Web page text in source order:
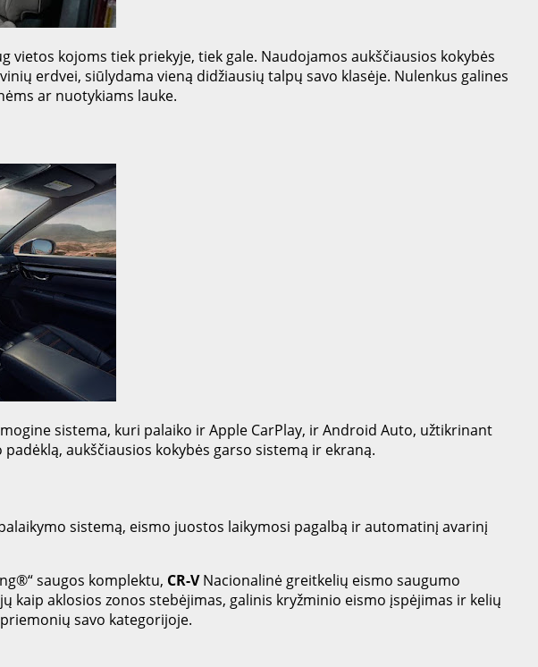
kojoms tiek priekyje, tiek gale. Naudojamos aukščiausios kokybės
erdvei, siūlydama vieną didžiausių talpų savo klasėje. Nulenkus galines
ar nuotykiams lauke.
sistema, kuri palaiko ir Apple CarPlay, ir Android Auto, užtikrinant
aukščiausios kokybės garso sistemą ir ekraną.
sistemą, eismo juostos laikymosi pagalbą ir automatinį avarinį
saugos komplektu, CR-VNacionalinė greitkelių eismo saugumo
kaip aklosios zonos stebėjimas, galinis kryžminio eismo įspėjimas ir kelių
savo kategorijoje.